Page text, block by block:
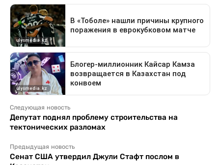
Следующая новость
Депутат поднял проблему строительства на
тектонических разломах
Предыдущая новость
Сенат США утвердил Джули Стафт послом в